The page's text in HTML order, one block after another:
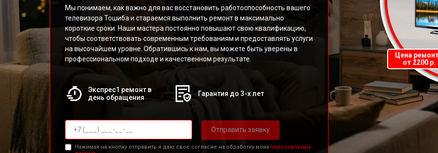
Мы понимаем, как важно для вас восстановить работоспособность вашего
телевизора Тошиба и стараемся выполнить ремонт в максимально
короткие сроки. Наши мастера постоянно повышают свою квалификацию,
чтобы соответствовать современным требованиям и предоставлять услуги
на высочайшем уровне. Обратившись к нам, вы можете быть уверены в
профессиональном подходе и качественном результате.
Экспрес1 ремонт в
день обращения
Гарантия до 3-х лет
Отправить заявку
Нажимая на кнопку отправить я даю свое согласие на обработку моих персональных
Цена
от 2200 р.